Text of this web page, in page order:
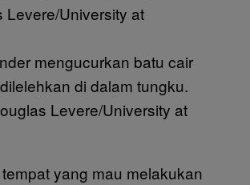
mengucurkan batu cair
di dalam tungku.
Levere/University at
tempat yang mau melakukan